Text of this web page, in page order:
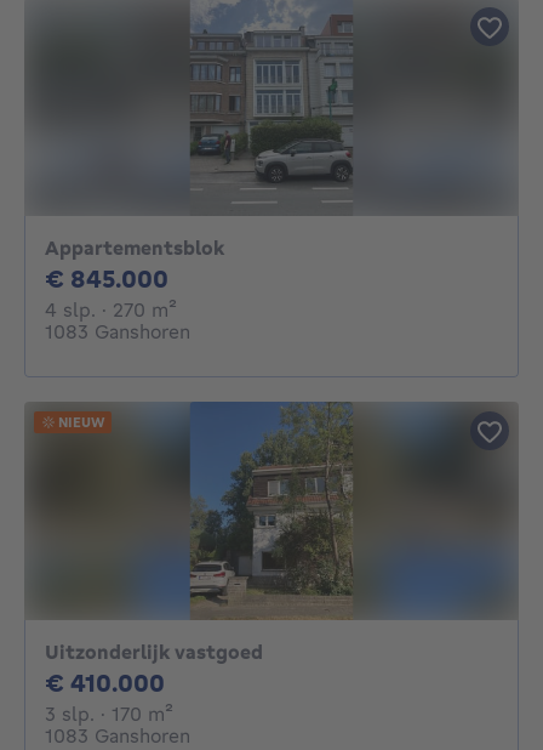
Appartementsblok
€ 845.000
4 slp. 4 slaapkamers
· 270 m²
1083 Ganshoren
Uitzonderlijk vastgoed
€ 410.000
3 slp. 3 slaapkamers
· 170 m²
1083 Ganshoren
NIEUW